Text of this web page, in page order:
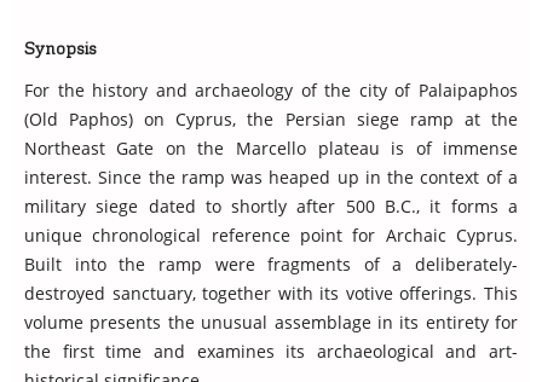
Synopsis
For the history and archaeology of the city of Palaipaphos
(Old Paphos) on Cyprus, the Persian siege ramp at the
Northeast Gate on the Marcello plateau is of immense
interest. Since the ramp was heaped up in the context of a
military siege dated to shortly after 500 B.C., it forms a
unique chronological reference point for Archaic Cyprus.
Built into the ramp were fragments of a deliberately-
destroyed sanctuary, together with its votive offerings. This
volume presents the unusual assemblage in its entirety for
the first time and examines its archaeological and art-